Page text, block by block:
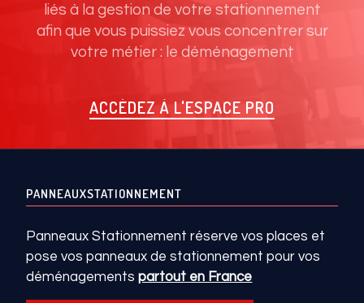
liés à la gestion de votre stationnement
afin que vous puissiez vous concentrer sur
votre métier : le déménagement
ACCÉDEZ À L'ESPACE PRO
PANNEAUXSTATIONNEMENT
Panneaux Stationnement réserve vos places et
pose vos panneaux de stationnement pour vos
déménagementspartout en France